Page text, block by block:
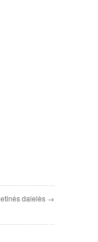
dalelės →